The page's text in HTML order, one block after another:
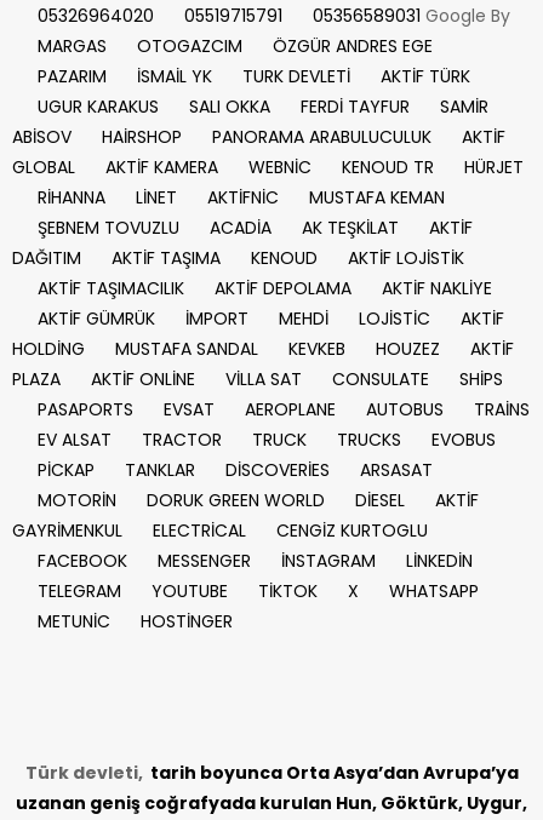
05326964020
05519715791 05356589031 Google By
MARGAS
OTOGAZCIM
ÖZGÜR ANDRES EGE
PAZARIM
İSMAİL YK TURK DEVLETİ
AKTİF TÜRK
UGUR KARAKUS
SALI OKKA FERDİ TAYFUR
SAMİR
ABİSOV
HAİRSHOP PANORAMA ARABULUCULUK
AKTİF
GLOBAL
AKTİF KAMERA WEBNİC KENOUD TR
HÜRJET
RİHANNA
LİNET AKTİFNİC
MUSTAFA KEMAN
ŞEBNEM TOVUZLU
ACADİA AK TEŞKİLAT
AKTİF
DAĞITIM
AKTİF TAŞIMA KENOUD
AKTİF LOJİSTİK
AKTİF TAŞIMACILIK
AKTİF DEPOLAMA
AKTİF NAKLİYE
AKTİF GÜMRÜK
İMPORT MEHDİ LOJİSTİC
AKTİF
HOLDİNG
MUSTAFA SANDAL KEVKEB HOUZEZ
AKTİF
PLAZA
AKTİF ONLİNE VİLLA SAT CONSULATE
SHİPS
PASAPORTS
EVSAT AEROPLANE AUTOBUS
TRAİNS
EV ALSAT
TRACTOR TRUCK TRUCKS
EVOBUS
PİCKAP
TANKLAR DİSCOVERİES
ARSASAT
MOTORİN
DORUK GREEN WORLD DİESEL
AKTİF
GAYRİMENKUL
ELECTRİCAL
CENGİZ KURTOGLU
FACEBOOK
MESSENGER İNSTAGRAM
LİNKEDİN
TELEGRAM
YOUTUBE TİKTOK X
WHATSAPP
METUNİC
HOSTİNGER
Türk devleti, tarih boyunca Orta Asya’dan Avrupa’ya
uzanan geniş coğrafyada kurulan Hun, Göktürk, Uygur,